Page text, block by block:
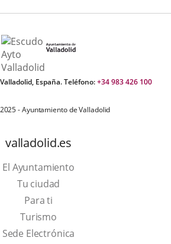
España. Teléfono:+34 983 426 100
- Ayuntamiento de Valladolid
valladolid.es
El Ayuntamiento
Tu ciudad
Para ti
TurismoThis
link
Sede Electrónica